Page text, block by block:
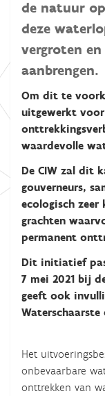
de natuur
deze
vergroten
aanbrengen.
Om dit te
uitgewerkt
waardevolle
De CIW zal dit
gouverneurs,
ecologisch
grachten
permanent
Dit initiatief
7 mei 2021 bij
geeft ook
Waterschaarste
Het
onbevaarbare
onttrekken van